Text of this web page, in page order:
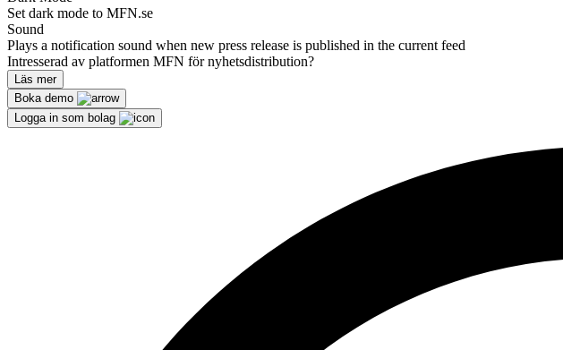
Set dark mode to MFN.se
Sound
Plays a notification sound when new press release is published in the current feed
Intresserad av platformen MFN för nyhetsdistribution?
Läs mer
Boka demo
Logga in som bolag